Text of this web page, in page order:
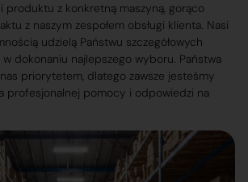
z konkretną maszyną, gorąco
z naszym zespołem obsługi klienta. Nasi
udzielą Państwu szczegółowych
dokonaniu najlepszego wyboru. Państwa
priorytetem, dlatego zawsze jesteśmy
profesjonalnej pomocy i odpowiedzi na